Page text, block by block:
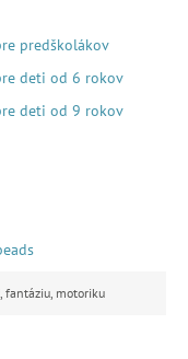
predškolákov
deti od 6 rokov
deti od 9 rokov
fantáziu, motoriku